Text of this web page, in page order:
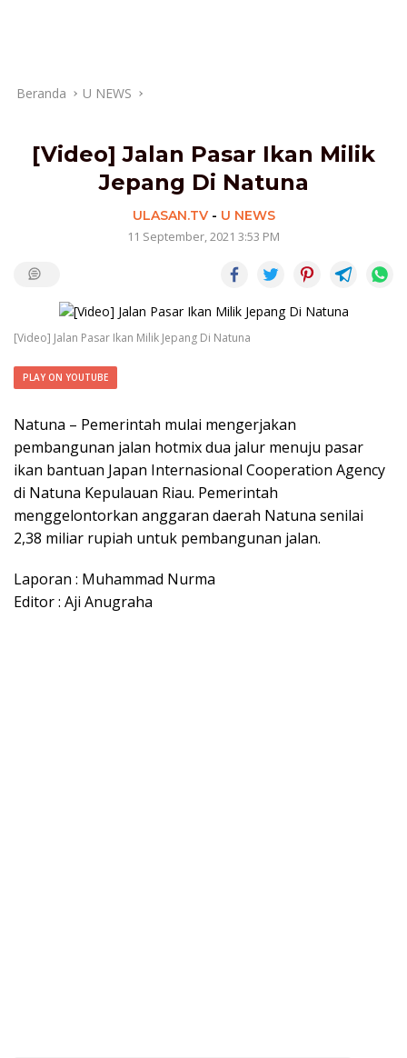
Beranda U NEWS
[Video] Jalan Pasar Ikan Milik
Jepang Di Natuna
ULASAN.TV- U NEWS
11 September, 2021 3:53 PM
[Video] Jalan Pasar Ikan Milik Jepang Di Natuna
PLAY ON YOUTUBE
Natuna – Pemerintah mulai mengerjakan
pembangunan jalan hotmix dua jalur menuju pasar
ikan bantuan Japan Internasional Cooperation Agency
di Natuna Kepulauan Riau. Pemerintah
menggelontorkan anggaran daerah Natuna senilai
2,38 miliar rupiah untuk pembangunan jalan.
Laporan : Muhammad Nurma
Editor : Aji Anugraha